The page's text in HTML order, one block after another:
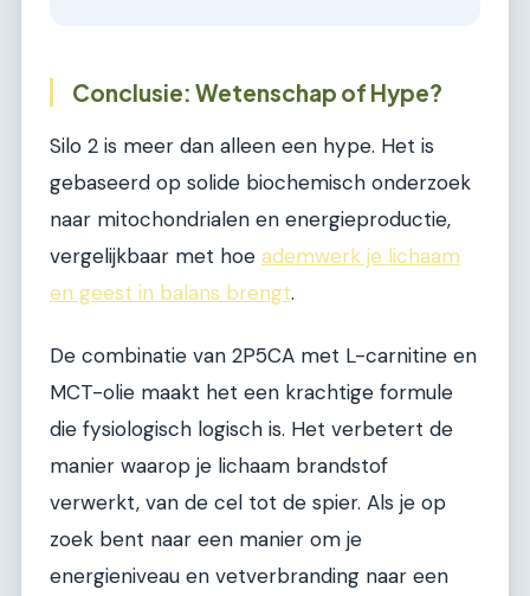
Conclusie: Wetenschap of Hype?
Silo 2 is meer dan alleen een hype. Het is
gebaseerd op solide biochemisch onderzoek
naar mitochondrialen en energieproductie,
vergelijkbaar met hoe ademwerk je lichaam
en geest in balans brengt.
De combinatie van 2P5CA met L-carnitine en
MCT-olie maakt het een krachtige formule
die fysiologisch logisch is. Het verbetert de
manier waarop je lichaam brandstof
verwerkt, van de cel tot de spier. Als je op
zoek bent naar een manier om je
energieniveau en vetverbranding naar een